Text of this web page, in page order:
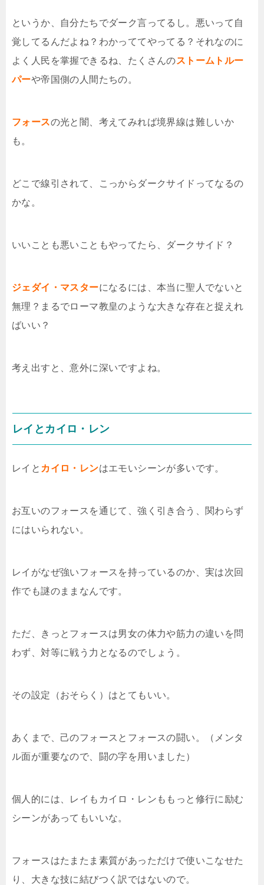
というか、自分たちでダーク言ってるし。悪いって自
覚してるんだよね？わかっててやってる？それなのに
よく人民を掌握できるね、たくさんのストームトルー
パーや帝国側の人間たちの。
フォースの光と闇、考えてみれば境界線は難しいか
も。
どこで線引されて、こっからダークサイドってなるの
かな。
いいことも悪いこともやってたら、ダークサイド？
ジェダイ・マスターになるには、本当に聖人でないと
無理？まるでローマ教皇のような大きな存在と捉えれ
ばいい？
考え出すと、意外に深いですよね。
レイとカイロ・レン
レイと カイロ・レンはエモいシーンが多いです。
お互いのフォースを通じて、強く引き合う、関わらず
にはいられない。
レイがなぜ強いフォースを持っているのか、実は次回
作でも謎のままなんです。
ただ、きっとフォースは男女の体力や筋力の違いを問
わず、対等に戦う力となるのでしょう。
その設定（おそらく）はとてもいい。
あくまで、己のフォースとフォースの闘い。（メンタ
ル面が重要なので、闘の字を用いました）
個人的には、レイもカイロ・レンももっと修行に励む
シーンがあってもいいな。
フォースはたまたま素質があっただけで使いこなせた
り、大きな技に結びつく訳ではないので。